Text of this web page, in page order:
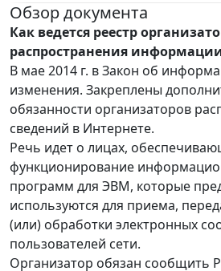
Обзор документа
Как ведется реестр
распространения
В мае 2014 г. в Закон об
изменения. Закреплены
обязанности организаторов
сведений в Интернете.
Речь идет о лицах,
функционирование
программ для ЭВМ, которые
используются для приема,
(или) обработки электронных
пользователей сети.
Организатор обязан сообщить